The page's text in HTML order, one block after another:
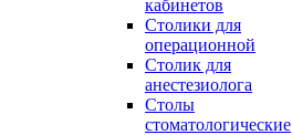
кабинетов
Столики для
операционной
Столик для
анестезиолога
Столы
стоматологические